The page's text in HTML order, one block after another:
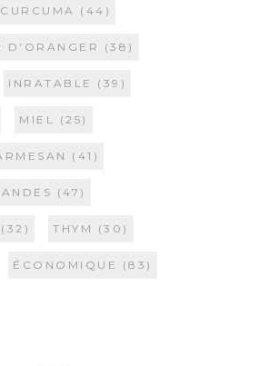
CURCUMA (44)
D'ORANGER (38)
INRATABLE (39)
MIEL (25)
(41)
(47)
(32) THYM (30)
ÉCONOMIQUE (83)